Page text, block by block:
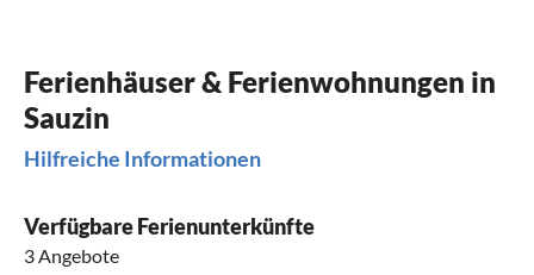
Ferienhäuser & Ferienwohnungen in
Sauzin
Hilfreiche Informationen
Verfügbare Ferienunterkünfte
3 Angebote